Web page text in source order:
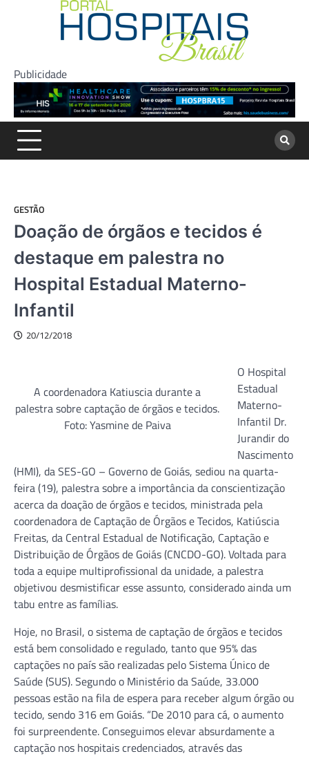
Publicidade
GESTÃO
Doação de órgãos e tecidos é
destaque em palestra no
Hospital Estadual Materno-
Infantil
20/12/2018
A coordenadora Katiuscia durante a
palestra sobre captação de órgãos e tecidos.
Foto: Yasmine de Paiva
O Hospital
Estadual
Materno-
Infantil Dr.
Jurandir do
Nascimento
(HMI), da SES-GO – Governo de Goiás, sediou na quarta-
feira (19), palestra sobre a importância da conscientização
acerca da doação de órgãos e tecidos, ministrada pela
coordenadora de Captação de Órgãos e Tecidos, Katiúscia
Freitas, da Central Estadual de Notificação, Captação e
Distribuição de Órgãos de Goiás (CNCDO-GO). Voltada para
toda a equipe multiprofissional da unidade, a palestra
objetivou desmistificar esse assunto, considerado ainda um
tabu entre as famílias.
Hoje, no Brasil, o sistema de captação de órgãos e tecidos
está bem consolidado e regulado, tanto que 95% das
captações no país são realizadas pelo Sistema Único de
Saúde (SUS). Segundo o Ministério da Saúde, 33.000
pessoas estão na fila de espera para receber algum órgão ou
tecido, sendo 316 em Goiás. “De 2010 para cá, o aumento
foi surpreendente. Conseguimos elevar absurdamente a
captação nos hospitais credenciados, através das